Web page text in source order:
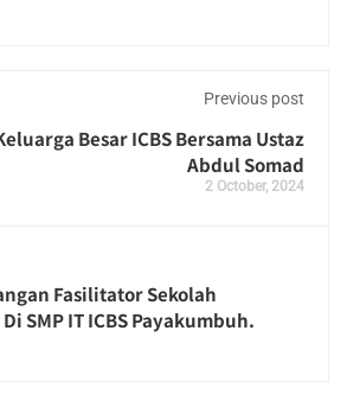
Previous post
Besar ICBS Bersama Ustaz
Abdul Somad
2 October, 2024
Fasilitator Sekolah
SMP IT ICBS Payakumbuh.